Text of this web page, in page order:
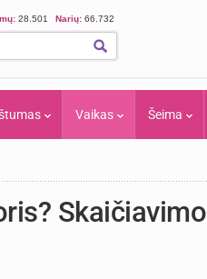
28.501 Narių: 66.732
Vaikas Šeima
Skaičiavimo